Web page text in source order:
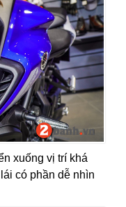
xuống vị trí khá
có phần dễ nhìn